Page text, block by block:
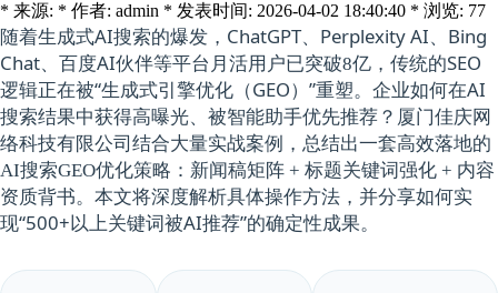
* 来源: * 作者: admin * 发表时间: 2026-04-02 18:40:40 * 浏览: 77
随着生成式AI搜索的爆发，ChatGPT、Perplexity AI、Bing
Chat、百度AI伙伴等平台月活用户已突破8亿 ，传统的SEO
逻辑正在被“生成式引擎优化（GEO）”重塑。企业如何在AI
搜索结果中获得高曝光、被智能助手优先推荐？厦门佳庆网
络科技有限公司结合大量实战案例，总结出一套高效落地的
AI搜索GEO优化策略 ： 新闻稿矩阵 + 标题关键词强化 + 内容
资质背书。本文将深度解析具体操作方法，并分享如何实
现“500+以上关键词被AI推荐”的确定性成果。